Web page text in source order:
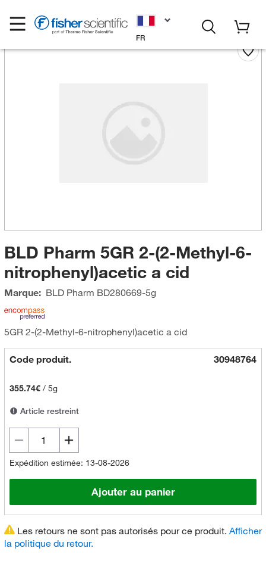
FR
BLD Pharm 5GR 2-(2-Methyl-6-
nitrophenyl)acetic a cid
Marque: BLD Pharm BD280669-5g
5GR 2-(2-Methyl-6-nitrophenyl)acetic a cid
Code produit. 30948764
355.74€/ 5g
Article restreint
Expédition estimée: 13-08-2026
Ajouter au panier
Les retours ne sont pas autorisés pour ce produit. Afficher
la politique du retour.